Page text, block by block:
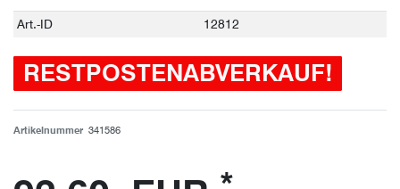
Technisches
Wert
Art.-ID 12812
RESTPOSTENABVERKAUF!
Artikelnummer 341586
*